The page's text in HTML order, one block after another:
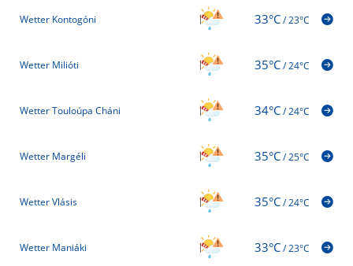
Wetter Kontogóni 33°C/23°C
Wetter Milióti 35°C/24°C
Wetter Touloúpa Cháni 34°C/24°C
Wetter Margéli 35°C/25°C
Wetter Vlásis 35°C/24°C
Wetter Maniáki 33°C/23°C